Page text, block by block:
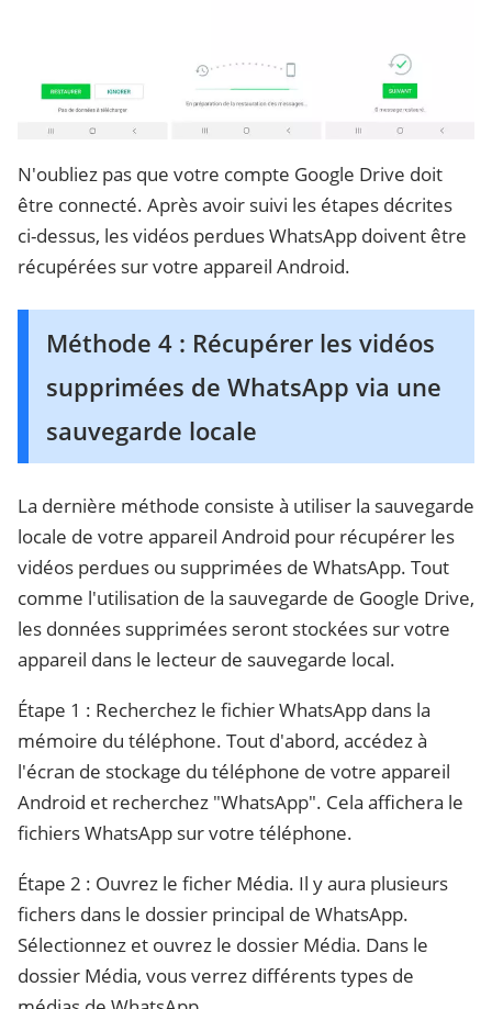
N'oubliez pas que votre compte Google Drive doit
être connecté. Après avoir suivi les étapes décrites
ci-dessus, les vidéos perdues WhatsApp doivent être
récupérées sur votre appareil Android.
Méthode 4 : Récupérer les vidéos
supprimées de WhatsApp via une
sauvegarde locale
La dernière méthode consiste à utiliser la sauvegarde
locale de votre appareil Android pour récupérer les
vidéos perdues ou supprimées de WhatsApp. Tout
comme l'utilisation de la sauvegarde de Google Drive,
les données supprimées seront stockées sur votre
appareil dans le lecteur de sauvegarde local.
Étape 1 : Recherchez le fichier WhatsApp dans la
mémoire du téléphone. Tout d'abord, accédez à
l'écran de stockage du téléphone de votre appareil
Android et recherchez "WhatsApp". Cela affichera le
fichiers WhatsApp sur votre téléphone.
Étape 2 : Ouvrez le ficher Média. Il y aura plusieurs
fichers dans le dossier principal de WhatsApp.
Sélectionnez et ouvrez le dossier Média. Dans le
dossier Média, vous verrez différents types de